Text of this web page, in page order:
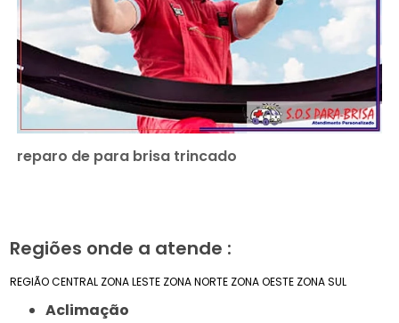
reparo de para brisa trincado
Regiões onde a atende :
REGIÃO CENTRAL ZONA LESTE ZONA NORTE ZONA OESTE ZONA SUL
Aclimação